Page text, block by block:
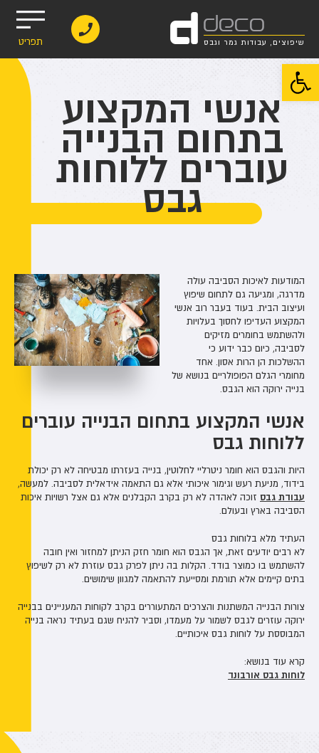
פתח סרגל נגישות
deco
d שיפוצים, עבודות גמר וגבס תפריט
אנשי המקצוע
בתחום הבנייה
עוברים ללוחות
גבס
המודעות לאיכות הסביבה עולה
מדרגה, ומגיעה גם לתחום שיפוץ
ועיצוב הבית. בעוד בעבר רוב אנשי
המקצוע העדיפו לחסוך בעלויות
ולהשתמש בחומרים מזיקים
לסביבה, כיום כבר ידוע כי
ההשלכות הן הרות אסון. אחד
מחומרי הגלם הפופולריים בנושא של
בנייה ירוקה הוא הגבס.
אנשי המקצוע בתחום הבנייה עוברים
ללוחות גבס
היות והגבס הוא חומר ניטרליי לחלוטין, בנייה בעזרתו מבטיחה לא רק יכולת
בידוד, מניעת רעש וגימור איכותי אלא גם התאמה אידאלית לסביבה. למעשה,
עבודת גבס זוכה לאהדה לא רק בקרב הקבלנים אלא גם אצל רשויות איכות
הסביבה בארץ ובעולם.
העתיד מלא בלוחות גבס
לא רבים יודעים זאת, אך הגבס הוא חומר חזק הניתן למחזור ואין חובה
להשתמש בו כמוצר בודד. הקלות בה ניתן לפרק גבס עוזרת לא רק לשיפוץ
בתים קיימים אלא תורמת ומסייעת להתאמה למגוון שימושים.
צורות הבנייה המשתנות והצרכים המתעוררים בקרב לקוחות המעניינים בבנייה
ירוקה עוזרים לגבס לשמור על מעמדו, וסביר להניח שגם בעתיד נראה בנייה
המבוססת על לוחות גבס איכותיים.
קרא עוד בנושא:
לוחות גבס אורבונד